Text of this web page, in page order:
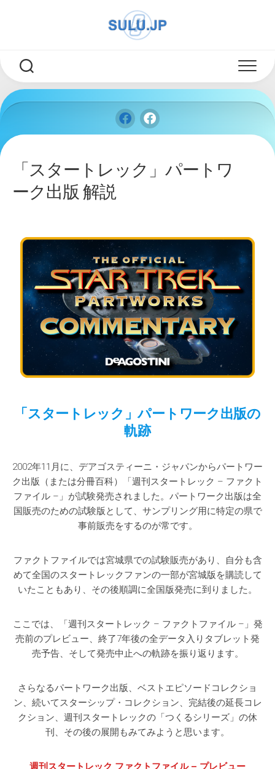
「スタートレック」パートワ
ーク出版 解説
「スタートレック」パートワーク出版の
軌跡
2002年11月に、デアゴスティーニ・ジャパンからパートワー
ク出版（または分冊百科）「週刊スタートレック – ファクト
ファイル –」が試験発売されました。パートワーク出版は全
国販売のための試験版として、サンプリング用に特定の県で
事前販売をするのが常です。
ファクトファイルでは宮城県での試験販売があり、自分も含
めて全国のスタートレックファンの一部が宮城版を購読して
いたこともあり、その後順調に全国版発売に到りました。
ここでは、「週刊スタートレック – ファクトファイル –」発
売前のプレビュー、終了7年後の全データ入りタブレット発
売予告、そして発売中止への軌跡を振り返ります。
さらなるパートワーク出版、ベストエピソードコレクショ
ン、続いてスターシップ・コレクション、完結後の延長コレ
クション、週刊スタートレックの「つくるシリーズ」の休
刊、その後の展開もみてみようと思います。
週刊スタートレック ファクトファイル – プレビュー